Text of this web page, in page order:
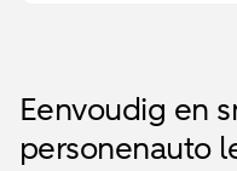
Eenvoudig en
personenauto